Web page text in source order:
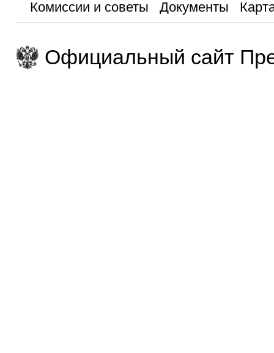
Комиссии и советы
Документы
Официальный сайт